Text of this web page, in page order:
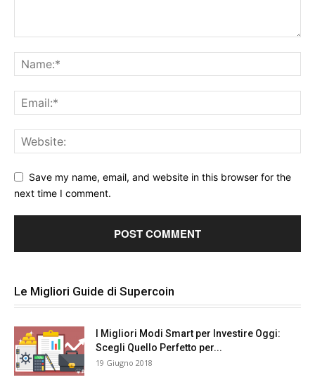
Save my name, email, and website in this browser for the
next time I comment.
Le Migliori Guide di Supercoin
I Migliori Modi Smart per Investire Oggi:
Scegli Quello Perfetto per...
19 Giugno 2018